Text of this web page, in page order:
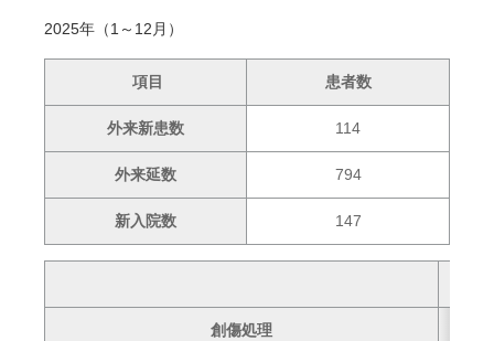
2025年（1～12月）
項目 患者数
外来新患数 114
外来延数 794
新入院数 147
創傷処理